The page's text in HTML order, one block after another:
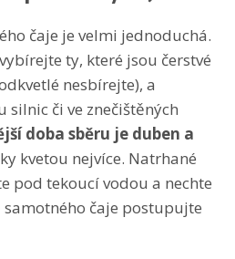
čaje je velmi jednoduchá.
ty, které jsou čerstvé
nesbírejte), a
či ve znečištěných
doba sběru je duben a
kvetou nejvíce. Natrhané
pod tekoucí vodou a nechte
čaje postupujte